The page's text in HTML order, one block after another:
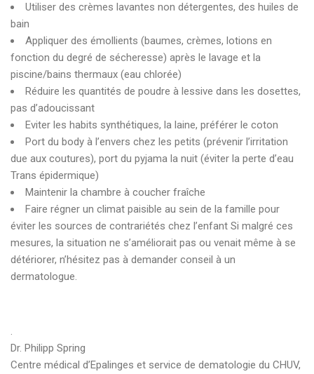
Utiliser des crèmes lavantes non détergentes, des huiles de
bain
Appliquer des émollients (baumes, crèmes, lotions en
fonction du degré de sécheresse) après le lavage et la
piscine/bains thermaux (eau chlorée)
Réduire les quantités de poudre à lessive dans les dosettes,
pas d’adoucissant
Eviter les habits synthétiques, la laine, préférer le coton
Port du body à l’envers chez les petits (prévenir l’irritation
due aux coutures), port du pyjama la nuit (éviter la perte d’eau
Trans épidermique)
Maintenir la chambre à coucher fraîche
Faire régner un climat paisible au sein de la famille pour
éviter les sources de contrariétés chez l’enfant Si malgré ces
mesures, la situation ne s’améliorait pas ou venait même à se
détériorer, n’hésitez pas à demander conseil à un
dermatologue.
.
Dr. Philipp Spring
Centre médical d’Epalinges et service de dematologie du CHUV,